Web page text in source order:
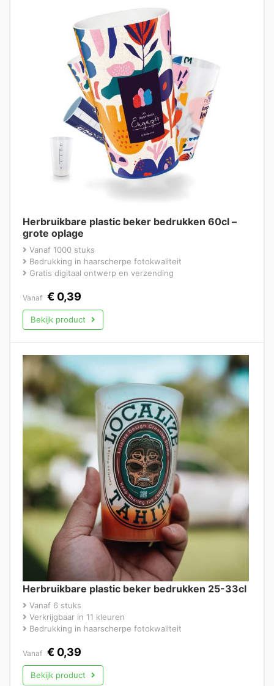
Herbruikbare plastic beker bedrukken 60cl –
grote oplage
Vanaf 1000 stuks
Bedrukking in haarscherpe fotokwaliteit
Gratis digitaal ontwerp en verzending
Vanaf € 0,39
Bekijk product
Herbruikbare plastic beker bedrukken 25-33cl
Vanaf 6 stuks
Verkrijgbaar in 11 kleuren
Bedrukking in haarscherpe fotokwaliteit
Vanaf € 0,39
Bekijk product